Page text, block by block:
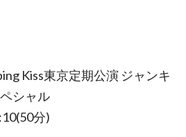
Kiss東京定期公演 ジャンキ
シャル
分)